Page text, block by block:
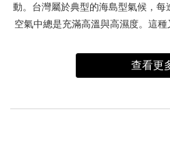
動。台灣屬於典型的海島型氣候，每
空氣中總是充滿高溫與高濕度。這
床墊，其實也有發霉危機！換洗床
床墊嗎？那張陪伴你數年甚至數十
著人體排出的汗水、皮屑與皮脂滋
查看更